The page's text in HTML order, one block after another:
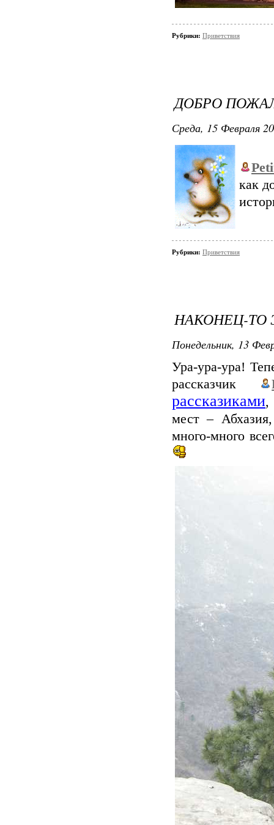
Рубрики: Приветствия
ДОБРО
Среда, 15 Февраля
как
Рубрики: Приветствия
НАКОНЕЦ-ТО
Понедельник, 13
Ура-ура-ура!
рассказчик
рассказиками,
мест –
много-много